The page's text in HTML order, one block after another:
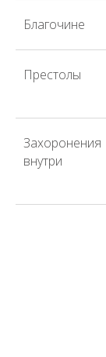
Благочине
Престолы
Захоронения
внутри